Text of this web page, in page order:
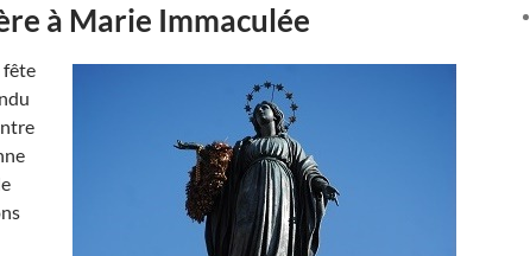
à Marie Immaculée
fête